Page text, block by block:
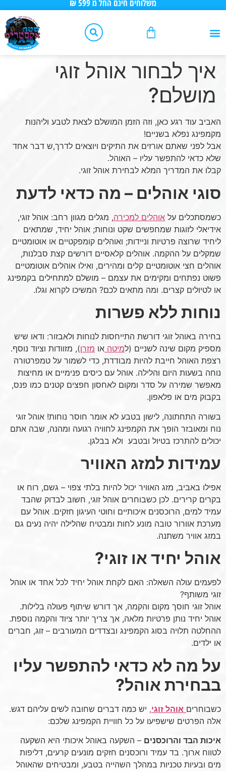
משלוחים חינם החל מ 599 ₪
איך לבחור אוהל זוגי
מושלם?
האביב עוד רגע כאן, וזה הזמן המושלם לצאת לטבע וליהנות
מקמפינג נפלא בשניים!
אבל לפני שאתם אורזים את התיקים ויוצאים לדרך,ש דבר אחד
שלא כדאי להתפשר עליו – האוהל.
קבלו את המדריך המלא לבחירת אוהל זוגי.
סוגי אוהלים – מה כדאי לדעת
כשמסתכלים על אוהלים למכירה, מגלים מגוון רחב: אוהל זוגי,
אידיאלי לזוגות שמחפשים שקט ונוחות; אוהל יחיד, שמתאים
ליחיד שרוצה פרטיות וניידות; ואוהלים קומפקטיים או אוטומטיים
שמקלים על ההקמה. אוהלים קלאסיים דורשים קצת סבלנות,
אוהלים חצי אוטומטיים קלים ומהירים, ואילו אוהלים אוטומטיים
פשוט נפתחים ומקימים את עצמם – מושלם למתחילים בקמפינג
או לטיולים קצרים. ומה מתאים לכם? המשיכו לקרוא וגלו.
נוחות ללא פשרות
בחירה באוהל זוגי דורשת התייחסות לנוחות ולאבזור: ודאו שיש
מספיק מקום שינה לשניים (למיטה או מזרן), מזוודות וציוד נוסף.
רצפת האוהל חייבת להיות מבודדת, כדי לשמור על טמפרטורה
נוחה בשעות היום והלילה. אוהל עם כיסים פנימיים או מחיצות
מאפשר שמירה על סדר ומקום לאחסון חפצים קטנים כמו פנס,
בקבוק מים או פלאפון.
בשורה התחתונה, לישון בטבע לא אומר חוסר נוחות! אוהל זוגי
נוח ומאובזר הופך את הקמפינג לחוויה רגועה ומהנה, שבה אתם
יכולים להתרכז בטיול ובטבע ולא בבלגן.
עמידות למזג האוויר
אפילו באביב, מזג האוויר יכול להיות בלתי צפוי – גשם, רוח או
בקרים קרירים. לכן כשבוחרים אוהל זוגי, חשוב לבדוק שהבד
עמיד למים, הרוכסנים איכותיים וחוטי העיגון חזקים. אוהל עם
מערכת אוורור טובה מונע לחות ומבטיח שהלילה יהיה נעים גם
במזג אוויר משתנה.
אוהל יחיד או זוגי?
לפעמים עולה השאלה: האם לקחת אוהל יחיד לכל אחד או אוהל
זוגי משותף?
אוהל זוגי חוסך מקום והקמה, אך דורש שיתוף פעולה בלילות.
אוהל יחיד נותן פרטיות מלאה, אך צריך יותר ציוד והקמה נוספת.
ההחלטה תלויה בסוג הקמפינג ובצדדים המעורבים – זוג, חברים
או ילדים.
על מה לא כדאי להתפשר עליו
בבחירת אוהל?
כשבוחרים אוהל זוגי, יש כמה דברים שחובה לשים עליהם דגש.
אלה הפרטים שישפיעו על כל חוויית הקמפינג שלכם:
איכות הבד והרוכסנים – השקעה באוהל איכותי היא השקעה
לטווח ארוך. בד עמיד ורוכסנים חזקים מונעים קרעים, דליפות
מים ובעיות טכניות במהלך השהייה בטבע, ומבטיחים שהאוהל